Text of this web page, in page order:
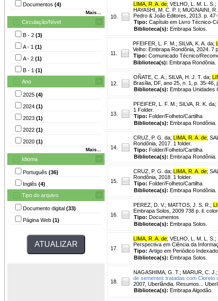
Documentos (4)
Mais...
Circulação/Nível
B - 2 (3)
A - 1 (1)
A - 2 (1)
B - 1 (1)
Ano
2025 (4)
2024 (1)
2023 (1)
2022 (1)
2020 (1)
Mais...
Idioma
Português (36)
Inglês (4)
Tipo do arquivo
Documento digital (33)
Página Web (1)
10.
LIMA, R. A. de; VELHO, L. M. L. S. ;
HAYASHI, M. C. P. I; MUGNAINI,
Pedro & João Editores, 2013. p.
Tipo: Capítulo em Livro Técnico-
Biblioteca(s): Embrapa Solos.
11.
PFEIFER, L. F. M. ; SILVA, K. A. da;
Velho: Embrapa Rondônia, 2024. 7
Tipo: Comunicado Técnico/
Biblioteca(s): Embrapa Rondônia.
12.
OÑATE, C. A. ; SILVA, H. J. T. da;
Brasília, DF, ano 25, n. 1, p. 35-46,
Biblioteca(s): Embrapa Unidades
13.
PFEIFER, L. F. M. ; SILVA, R. K. da;
1 Folder.
Tipo: Folder/Folheto/Cartilha
Biblioteca(s): Embrapa Rondônia.
14.
CRUZ, P. G. da; LIMA, R. A. de;
Rondônia, 2017. 1 folder.
Tipo: Folder/Folheto/Cartilha
Biblioteca(s): Embrapa Rondônia.
15.
CRUZ, P. G. da; LIMA, R. A. de;
Rondônia, 2018. 1 folder.
Tipo: Folder/Folheto/Cartilha
Biblioteca(s): Embrapa Rondônia.
16.
PEREZ, D. V.; MATTOS, J. S. R. ;
Embrapa Solos, 2009 738 p. il.
Tipo: Documentos
Biblioteca(s): Embrapa Solos.
17.
LIMA, R. A. de; VELHO, L. M. L. S. ;
Perspectiva em Ciência da
Tipo: Artigo em Periódico Indexado
Biblioteca(s): Embrapa Solos.
18.
NAGASHIMA, G. T. ; MARUR, C. J.
de sementes tratadas com Cloreto
2007, Uberlândia. Resumos...
Biblioteca(s): Embrapa Algodão.